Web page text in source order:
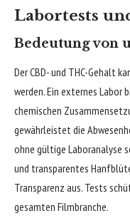
Labortests
Bedeutung von
Der CBD- und THC-Gehalt
werden. Ein externes
chemischen
gewährleistet die
ohne gültige Laboranalyse
und transparentes
Transparenz aus. Tests
gesamten Filmbranche.